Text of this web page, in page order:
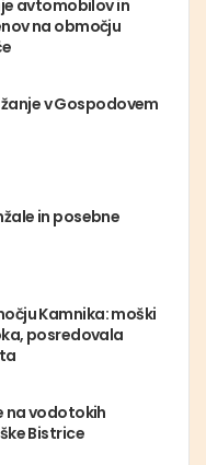
avtomobilov in
na območju
žanje v Gospodovem
in posebne
Kamnika: moški
posredovala
na vodotokih
Bistrice